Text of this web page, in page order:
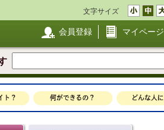
文字サイズ
会員登録 マイページ